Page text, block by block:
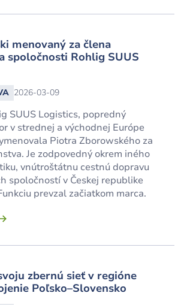
menovaný za člena
spoločnosti Rohlig SUUS
2026-03-09
SUUS Logistics, popredný
v strednej a východnej Európe
Piotra Zborowského za
Je zodpovedný okrem iného
vnútroštátnu cestnú dopravu
spoločností v Českej republike
prevzal začiatkom marca.
zbernú sieť v regióne
Poľsko–Slovensko